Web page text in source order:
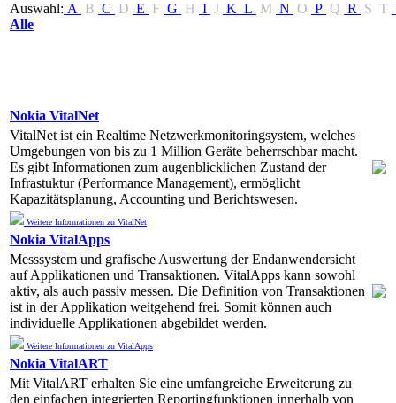
Auswahl: A B C D E F G H I J K L M N O P Q R S T
Alle
Nokia VitalNet
VitalNet ist ein Realtime Netzwerkmonitoringsystem, welches
Umgebungen von bis zu 1 Million Geräte beherrschbar macht.
Es gibt Informationen zum augenblicklichen Zustand der
Infrastuktur (Performance Management), ermöglicht
Kapazitätsplanung, Accounting und Berichtswesen.
Weitere Informationen zu VitalNet
Nokia VitalApps
Messsystem und grafische Auswertung der Endanwendersicht
auf Applikationen und Transaktionen. VitalApps kann sowohl
aktiv, als auch passiv messen. Die Definition von Transaktionen
ist in der Applikation weitgehend frei. Somit können auch
individuelle Applikationen abgebildet werden.
Weitere Informationen zu VitalApps
Nokia VitalART
Mit VitalART erhalten Sie eine umfangreiche Erweiterung zu
den einfachen integrierten Reportingfunktionen innerhalb von